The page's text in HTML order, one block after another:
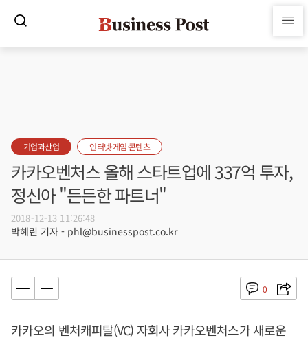
기업과산업 인터넷·게임·콘텐츠
카카오벤처스 올해 스타트업에 337억 투자,
정신아 "든든한 파트너"
2018-12-13 11:26:48
박혜린 기자 - phl@businesspost.co.kr
0
카카오의 벤처캐피탈(VC) 자회사 카카오벤처스가 새로운